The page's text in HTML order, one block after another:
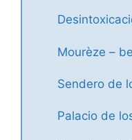
Mourèze –
Sendero de
Palacio de